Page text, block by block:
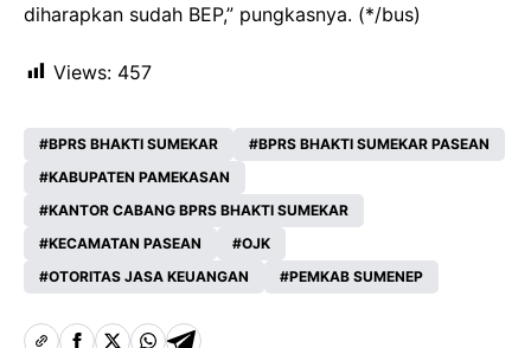
diharapkan sudah BEP,” pungkasnya. (*/bus)
Views: 457
BPRS BHAKTI SUMEKAR
BPRS BHAKTI SUMEKAR PASEAN
KABUPATEN PAMEKASAN
KANTOR CABANG BPRS BHAKTI SUMEKAR
KECAMATAN PASEAN
OJK
OTORITAS JASA KEUANGAN
PEMKAB SUMENEP